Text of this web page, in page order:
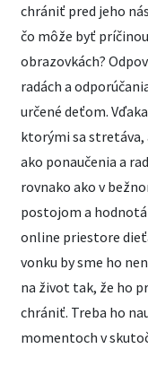
chrániť pred jeho
čo môže byť
obrazovkách?
radách a
určené deťom.
ktorými sa stretáva,
ako ponaučenia a
rovnako ako v
postojom a
online priestore
vonku by sme ho
na život tak, že ho
chrániť. Treba ho
momentoch v